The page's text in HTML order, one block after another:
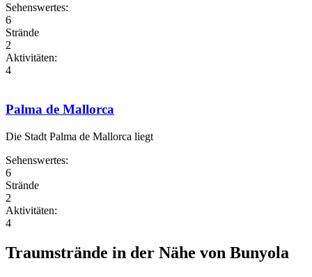
Sehenswertes:
6
Strände
2
Aktivitäten:
4
Palma de Mallorca
Die Stadt Palma de Mallorca liegt
Sehenswertes:
6
Strände
2
Aktivitäten:
4
Traumstrände in der Nähe von Bunyola